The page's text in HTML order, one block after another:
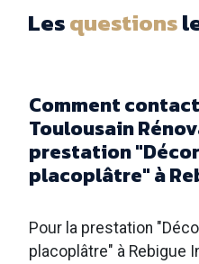
Lesquestions
Comment
Toulousain
prestation
placoplâtre" à
Pour la prestation
placoplâtre" à Rebigue